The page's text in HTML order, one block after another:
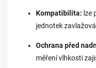
Kompatibilita: lze
jednotek
Ochrana před
měření vlhkosti